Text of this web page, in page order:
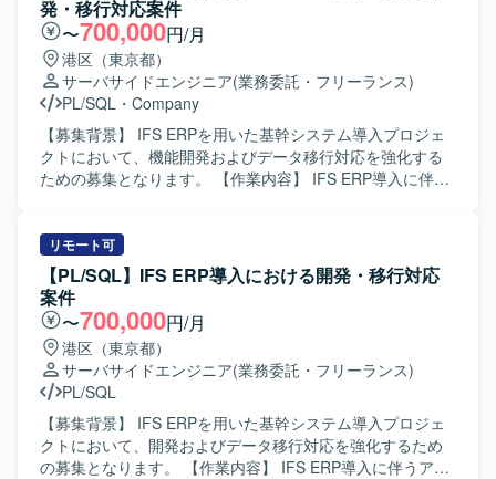
能の改修や追加開発にも携わっていただきます。 【求める
人物像】 複数の開発言語や環境に柔軟に対応でき、自ら課
題を抽出し解決に向けて主体的に動ける方を求めておりま
す。顧客やチームメンバーとのコミュニケーションを大切
にし、周囲と連携しながら品質と生産性の両立を意識して
業務に取り組んでいただける方にマッチするポジションで
す。 【ポジションの魅力】 証券基幹システムという大規模
かつ高信頼性が求められる領域で、上流工程から本番移行
マネジメントスキルを高めることができる環境です。顧客
折衝や案件管理などを通じて、技術力だけでなくビジネス
面でのスキルも磨いていただけます。 【開発環境】 Oracle
データベース上でのPL/SQL開発を中心に、UNIX環境での
C/C++およびCSHを用いた開発を行っております。フロン
ト・バッチなどの各種機能においてVB6.0およびVB.NETを
活用したシステム構成となっております。
発・移行対応案件
〜700,000円/月
港区（東京都）
サーバサイドエンジニア(業務委託・フリーランス)
PL/SQL ・ Company
【募集背景】 IFS ERPを用いた基幹システム導入プロジェ
クトにおいて、機能開発およびデータ移行対応を強化する
ための募集となります。 【作業内容】 IFS ERP導入に伴う
などを統合する基幹システムに対して、詳細設計から製
造、単体・結合テストまで一貫してご対応いただきます。
移行枠では、データ移行設計および実装、移行計画に基づ
いた移行検証や不具合修正などを担当していただきます。
【求める人物像】 ERP導入プロジェクトにおいて、関係者
と連携しながら自律的にタスクを推進できる方を求めてお
ります。課題発生時に原因を整理し、周囲と相談しつつ解
決策を提案・実行できる協調性とコミュニケーション力の
ある方が望ましいです。 【ポジションの魅力】 大規模な基
幹システム導入プロジェクトに参画することで、IFS ERPを
はじめとしたERP導入のノウハウや、会計・人事・生産管
リモート可
【PL/SQL】IFS ERP導入における開発・移行対応
案件
〜700,000円/月
港区（東京都）
サーバサイドエンジニア(業務委託・フリーランス)
PL/SQL
【募集背景】 IFS ERPを用いた基幹システム導入プロジェ
クトにおいて、開発およびデータ移行対応を強化するため
の募集となります。 【作業内容】 IFS ERP導入に伴うアド